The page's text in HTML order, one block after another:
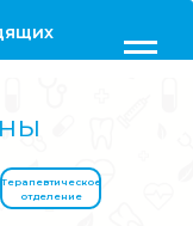
Терапевтическое
отделение